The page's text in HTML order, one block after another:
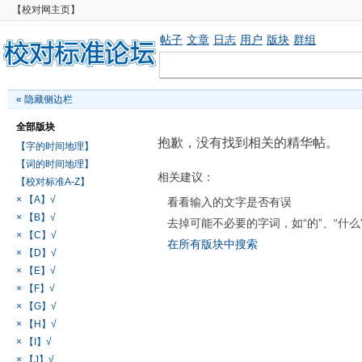
【校对网主页】
帖子 文章 日志 用户 版块 群组
« 隐藏侧边栏
全部版块
【字的时间地理】
【词的时间地理】
【校对标准A-Z】
× 【A】√
× 【B】√
× 【C】√
× 【D】√
× 【E】√
× 【F】√
× 【G】√
× 【H】√
× 【I】√
× 【J】√
抱歉，没有找到相关的精华帖。
相关建议：
看看输入的文字是否有误
去掉可能不必要的字词，如“的”、“什么
在所有版块中搜索